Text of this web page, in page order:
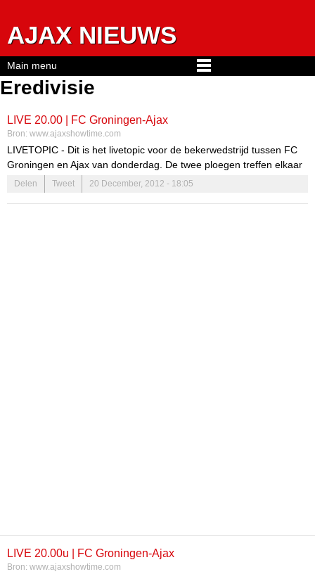
AJAX NIEUWS
Eredivisie
LIVE 20.00 | FC Groningen-Ajax
Bron: www.ajaxshowtime.com
LIVETOPIC - Dit is het livetopic voor de bekerwedstrijd tussen FC
Groningen en Ajax van donderdag. De twee ploegen treffen elkaar
om 20.00 uur in Groningen. De wedstrijd is op televisie te volgen
via Eredivisie Live.
Delen Tweet 20 December, 2012 - 18:05
LIVE 20.00u | FC Groningen-Ajax
Bron: www.ajaxshowtime.com
Main menu